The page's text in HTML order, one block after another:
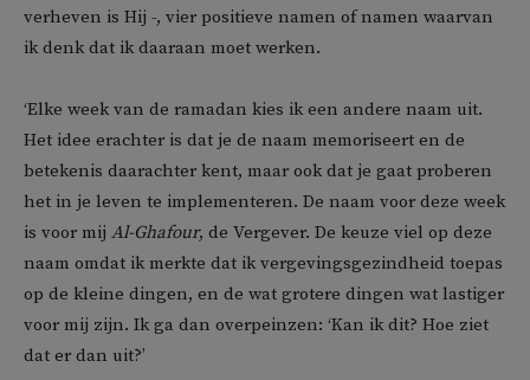
verheven is Hij -, vier positieve namen of namen waarvan
ik denk dat ik daaraan moet werken.
‘Elke week van de ramadan kies ik een andere naam uit.
Het idee erachter is dat je de naam memoriseert en de
betekenis daarachter kent, maar ook dat je gaat proberen
het in je leven te implementeren. De naam voor deze week
is voor mij Al-Ghafour, de Vergever. De keuze viel op deze
naam omdat ik merkte dat ik vergevingsgezindheid toepas
op de kleine dingen, en de wat grotere dingen wat lastiger
voor mij zijn. Ik ga dan overpeinzen: ‘Kan ik dit? Hoe ziet
dat er dan uit?’